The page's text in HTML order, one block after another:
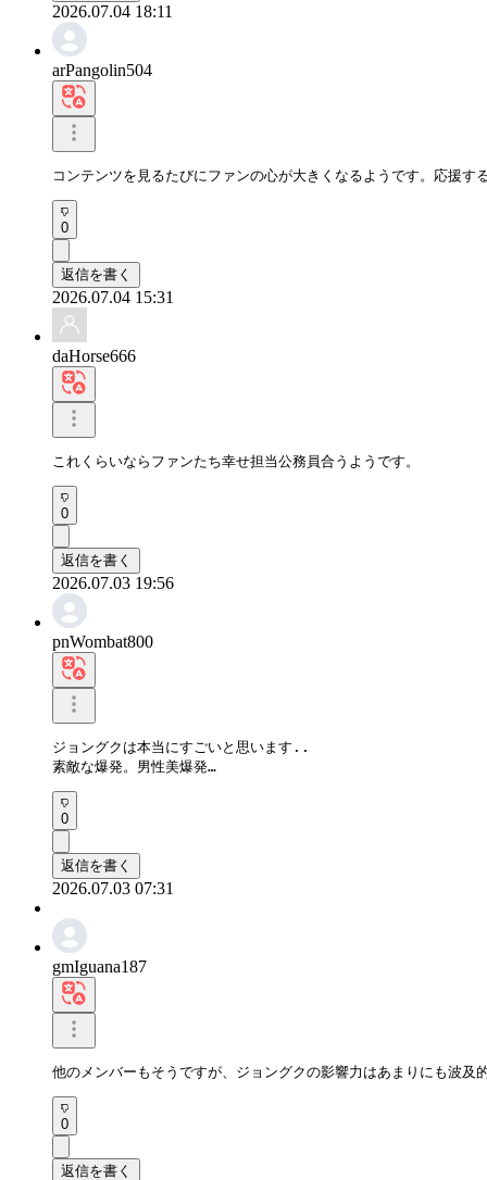
2026.07.04 18:11
arPangolin504
コンテンツを見るたびにファンの心が大きくなるようです。応援す
0
返信を書く
2026.07.04 15:31
daHorse666
これくらいならファンたち幸せ担当公務員合うようです。
0
返信を書く
2026.07.03 19:56
pnWombat800
ジョングクは本当にすごいと思います..
素敵な爆発。男性美爆発…
0
返信を書く
2026.07.03 07:31
gmIguana187
他のメンバーもそうですが、ジョングクの影響力はあまりにも波及
0
返信を書く